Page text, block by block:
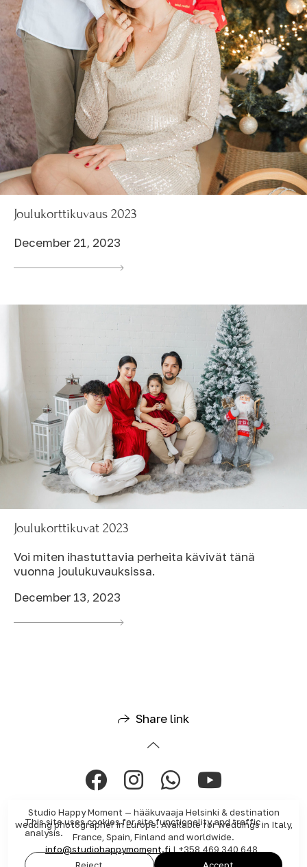
Joulukorttikuvaus 2023
December 21, 2023
Joulukorttikuvat 2023
Voi miten ihastuttavia perheita kävivät tänä
vuonna joulukuvauksissa.
December 13, 2023
Share link
Studio Happy Moment — hääkuvaaja Helsinki & destination
wedding photographer in Europe. Available for weddings in Italy,
France, Spain, Finland and worldwide.
info@studiohappymoment.fi | +358 469 340 648
This site uses cookies for site functionality and traffic
analysis.